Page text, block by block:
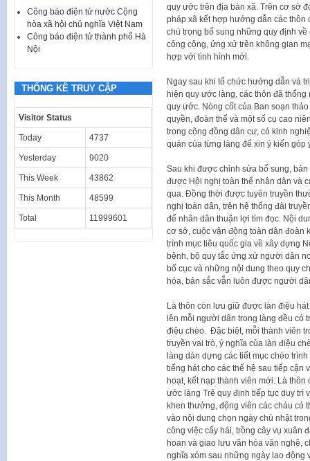
quy ước trên địa bàn xã. Trên cơ sở
pháp xã kết hợp hướng dẫn các
chú trọng bổ sung những quy định
công cộng, ứng xử trên không gian
hợp với tình hình mới.
Ngay sau khi tổ chức hướng dẫn và
hiện quy ước làng, các thôn đã
quy ước. Nòng cốt của Ban soạn
quyền, đoàn thể và một số cụ cao
trong cộng đồng dân cư, có kinh
quán của từng làng để xin ý kiến góp
Sau khi được chỉnh sửa bổ sung,
được Hội nghị toàn thể nhân dân và
qua. Đồng thời được tuyên truyền
nghị toàn dân, trên hệ thống đài
để nhân dân thuận lợi tìm đọc. Nội
cơ sở, cuộc vận động toàn dân đoàn
trình mục tiêu quốc gia về xây dựng
bệnh, bộ quy tắc ứng xử người dân
bố cục và những nội dung theo quy
hóa, bản sắc vẫn luôn được người
Là thôn còn lưu giữ được làn điệu
lên mỗi người dân trong làng đều có
điệu chèo. Đặc biệt, mỗi thành viên
truyền vai trò, ý nghĩa của làn điệu
làng dàn dựng các tiết mục chèo
tiếng hát cho các thế hệ sau tiếp
hoạt, kết nạp thành viên mới. Là
ước làng Trê quy định tiếp tục duy trì
khen thưởng, động viên các cháu có
vào nội dung chọn ngày chủ nhật
công việc cấy hái, trồng cây vụ xuân
hoan và giao lưu văn hóa văn nghệ,
nghĩa xóm sau những ngày lao
Công báo điện tử nước Cộng
hòa xã hội chủ nghĩa Việt Nam
Công báo điện tử thành phố Hà
Nội
THỐNG KÊ TRUY CẬP
Visitor Status
Today 4737
Yesterday 9020
This Week 43862
This Month 48599
Total 11999601